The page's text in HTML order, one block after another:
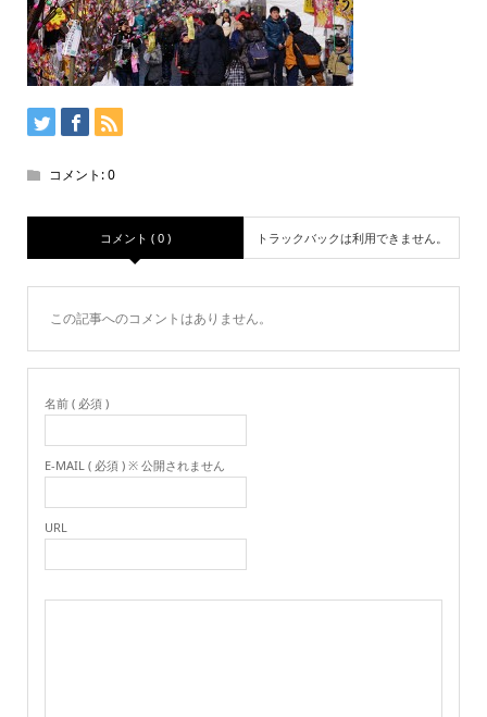
コメント:0
コメント ( 0 ) トラックバックは利用できません。
この記事へのコメントはありません。
名前 ( 必須 )
E-MAIL ( 必須 ) ※ 公開されません
URL